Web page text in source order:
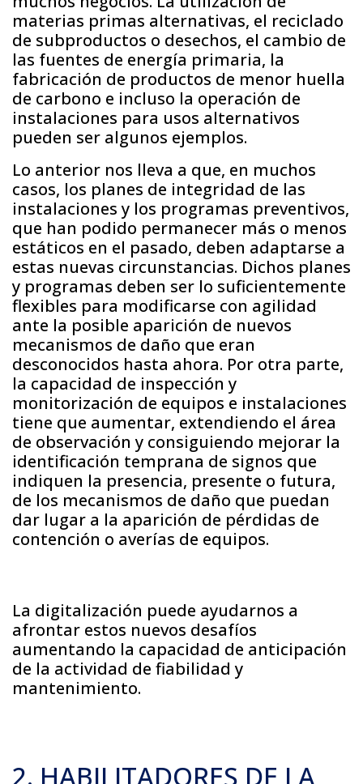
materias primas alternativas, el reciclado
de subproductos o desechos, el cambio de
las fuentes de energía primaria, la
fabricación de productos de menor huella
de carbono e incluso la operación de
instalaciones para usos alternativos
pueden ser algunos ejemplos.
Lo anterior nos lleva a que, en muchos
casos, los planes de integridad de las
instalaciones y los programas preventivos,
que han podido permanecer más o menos
estáticos en el pasado, deben adaptarse a
estas nuevas circunstancias. Dichos planes
y programas deben ser lo suficientemente
flexibles para modificarse con agilidad
ante la posible aparición de nuevos
mecanismos de daño que eran
desconocidos hasta ahora. Por otra parte,
la capacidad de inspección y
monitorización de equipos e instalaciones
tiene que aumentar, extendiendo el área
de observación y consiguiendo mejorar la
identificación temprana de signos que
indiquen la presencia, presente o futura,
de los mecanismos de daño que puedan
dar lugar a la aparición de pérdidas de
contención o averías de equipos.
La digitalización puede ayudarnos a
afrontar estos nuevos desafíos
aumentando la capacidad de anticipación
de la actividad de fiabilidad y
mantenimiento.
2. HABILITADORES DE LA